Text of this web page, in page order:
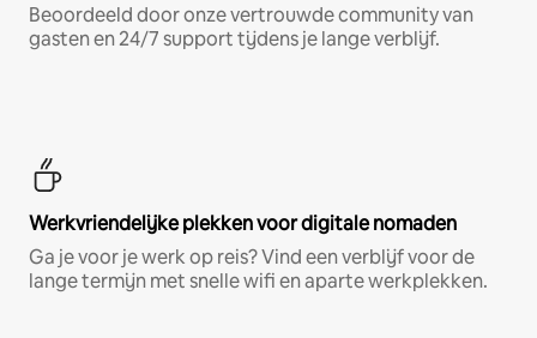
Beoordeeld door onze vertrouwde community van
gasten en 24/7 support tijdens je lange verblijf.
Werkvriendelijke plekken voor digitale nomaden
Ga je voor je werk op reis? Vind een verblijf voor de
lange termijn met snelle wifi en aparte werkplekken.